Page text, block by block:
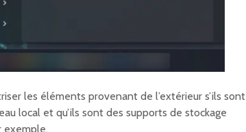
les éléments provenant de l’extérieur s’ils sont
local et qu’ils sont des supports de stockage
exemple.